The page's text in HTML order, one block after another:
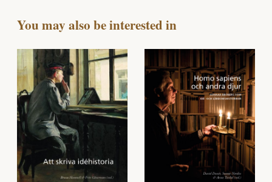
You may also be interested in